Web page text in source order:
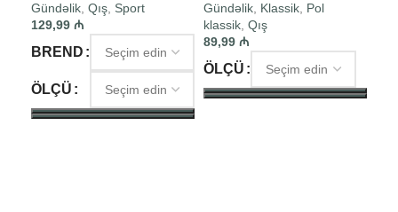
Gündəlik Qış Sport
129,99 ₼
BREND
ÖLÇÜ
Gündəlik Klassik Pol
klassik Qış
89,99 ₼
ÖLÇÜ